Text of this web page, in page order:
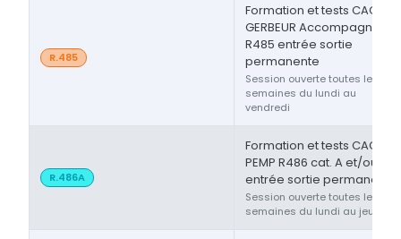
R.485
Formation et tests CACES®
GERBEUR Accompagnant
R485 entrée sortie
permanente
Session ouverte toutes les
semaines du lundi au
vendredi
R.486A
Formation et tests CACES®
PEMP R486 cat. A et/ou B
entrée sortie permanente
Session ouverte toutes les
semaines du lundi au jeudi